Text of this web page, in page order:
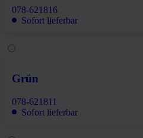
078-621816
Sofort lieferbar
Grün
078-621811
Sofort lieferbar